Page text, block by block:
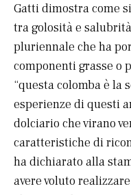
Gatti dimostra come
tra golosità e
pluriennale che ha
componenti grasse o
“questa colomba è la
esperienze di questi
dolciario che virano
caratteristiche di
ha dichiarato alla
avere voluto